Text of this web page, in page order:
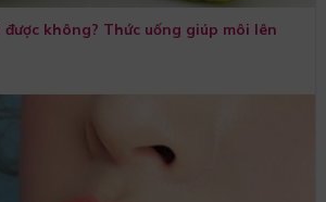
được không? Thức uống giúp môi lên